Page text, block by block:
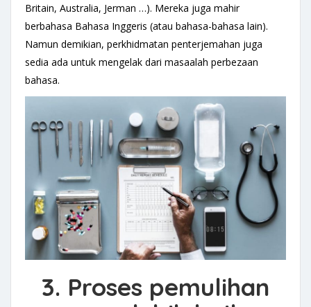
Britain, Australia, Jerman …). Mereka juga mahir
berbahasa Bahasa Inggeris (atau bahasa-bahasa lain).
Namun demikian, perkhidmatan penterjemahan juga
sedia ada untuk mengelak dari masaalah perbezaan
bahasa.
3. Proses pemulihan